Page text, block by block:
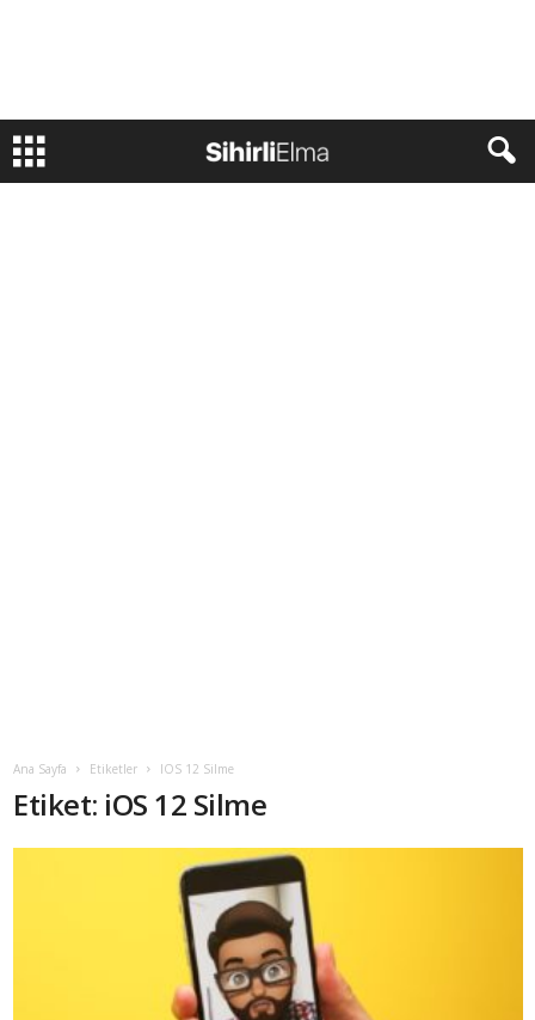
Ana Sayfa Etiketler IOS 12 Silme
Etiket: iOS 12 Silme